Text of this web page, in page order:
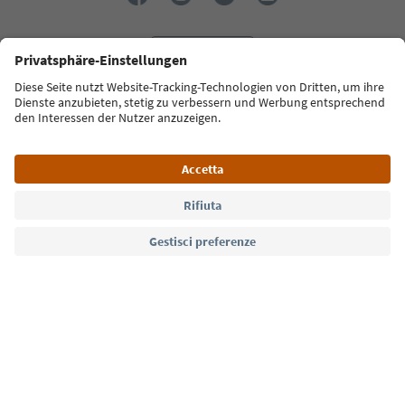
Südtirol Guide App